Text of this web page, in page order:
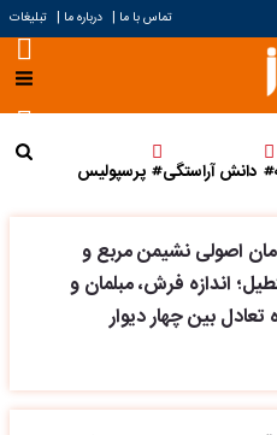
تماس با ما | درباره ما | تبلیغات
دانش آراستگی پرسپولیس
اصولی نشیمن مربع و
اندازه فرش، مبلمان و
تعادل بین چهار دیوار